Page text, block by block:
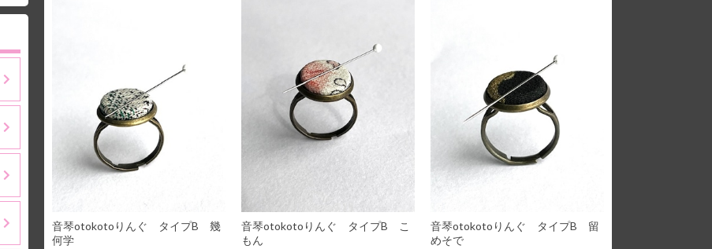
音琴otokotoりんぐ タイプB 幾
何学
音琴otokotoりんぐ タイプB こ
もん
音琴otokotoりんぐ タイプB 留
めそで